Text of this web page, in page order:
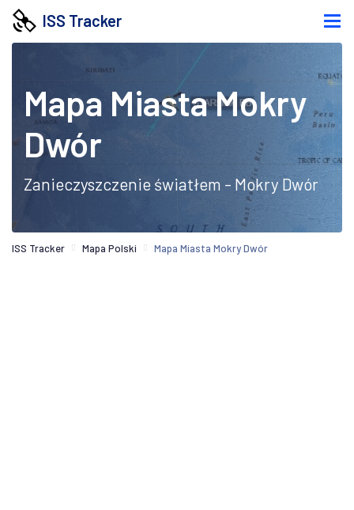
ISS Tracker
Mapa Miasta Mokry
Dwór
Zanieczyszczenie światłem - Mokry Dwór
ISS Tracker Mapa Polski Mapa Miasta Mokry Dwór